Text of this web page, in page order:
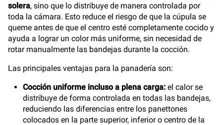
solera, sino que lo distribuye de manera controlada por
toda la cámara. Esto reduce el riesgo de que la cúpula se
queme antes de que el centro esté completamente cocido y
ayuda a lograr un color más uniforme, sin necesidad de
rotar manualmente las bandejas durante la cocción.
Las principales ventajas para la panadería son:
Cocción uniforme incluso a plena carga: el calor se
distribuye de forma controlada en todas las bandejas,
reduciendo las diferencias entre los panettones
colocados en la parte superior, inferior o centro de la